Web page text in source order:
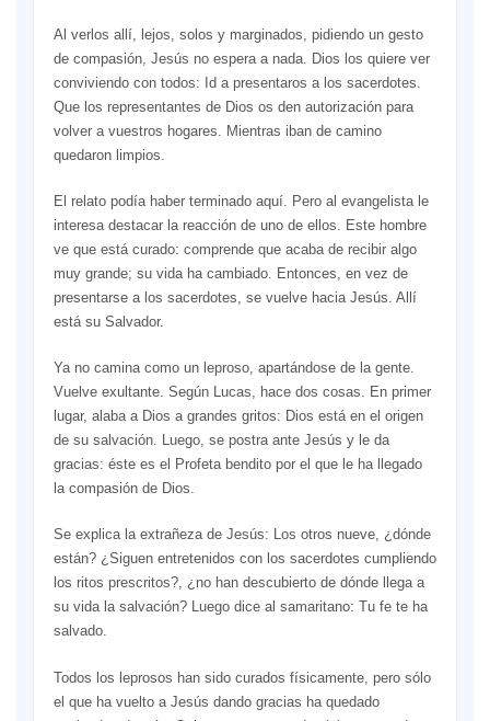
Al verlos allí, lejos, solos y marginados, pidiendo un gesto
de compasión, Jesús no espera a nada. Dios los quiere ver
conviviendo con todos: Id a presentaros a los sacerdotes.
Que los representantes de Dios os den autorización para
volver a vuestros hogares. Mientras iban de camino
quedaron limpios.
El relato podía haber terminado aquí. Pero al evangelista le
interesa destacar la reacción de uno de ellos. Este hombre
ve que está curado: comprende que acaba de recibir algo
muy grande; su vida ha cambiado. Entonces, en vez de
presentarse a los sacerdotes, se vuelve hacia Jesús. Allí
está su Salvador.
Ya no camina como un leproso, apartándose de la gente.
Vuelve exultante. Según Lucas, hace dos cosas. En primer
lugar, alaba a Dios a grandes gritos: Dios está en el origen
de su salvación. Luego, se postra ante Jesús y le da
gracias: éste es el Profeta bendito por el que le ha llegado
la compasión de Dios.
Se explica la extrañeza de Jesús: Los otros nueve, ¿dónde
están? ¿Siguen entretenidos con los sacerdotes cumpliendo
los ritos prescritos?, ¿no han descubierto de dónde llega a
su vida la salvación? Luego dice al samaritano: Tu fe te ha
salvado.
Todos los leprosos han sido curados físicamente, pero sólo
el que ha vuelto a Jesús dando gracias ha quedado